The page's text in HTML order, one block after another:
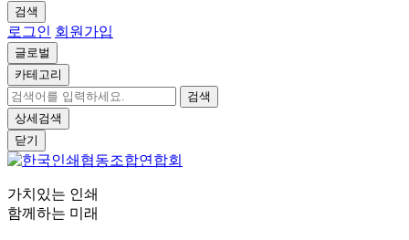
검색
로그인 회원가입
글로벌
카테고리
검색
상세검색
닫기
가치있는 인쇄
함께하는 미래